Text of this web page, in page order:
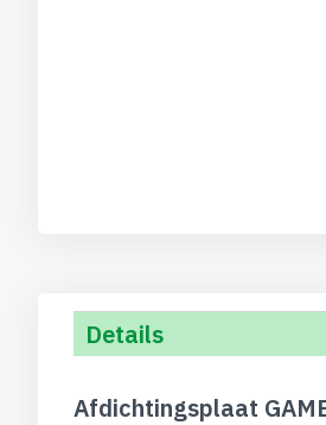
Details
Afdichtingsplaat